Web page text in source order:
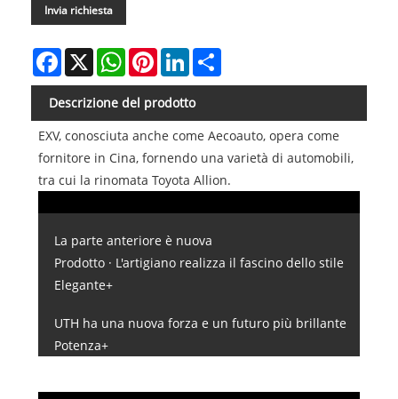
Invia richiesta
Facebook
X WhatsAppPinterestLinkedIn
Descrizione del prodotto
EXV, conosciuta anche come Aecoauto, opera come
fornitore in Cina, fornendo una varietà di automobili,
tra cui la rinomata Toyota Allion.
La parte anteriore è nuova
Prodotto · L'artigiano realizza il fascino dello stile
Elegante+
UTH ha una nuova forza e un futuro più brillante
Potenza+